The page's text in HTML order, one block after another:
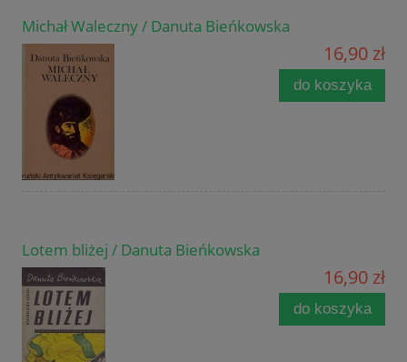
Michał Waleczny / Danuta Bieńkowska
16,90 zł
do koszyka
Lotem bliżej / Danuta Bieńkowska
16,90 zł
do koszyka